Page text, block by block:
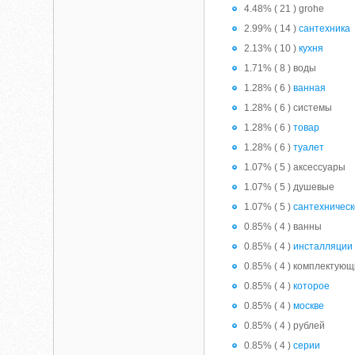
4.48% ( 21 ) grohe
2.99% ( 14 )сантехника
2.13% ( 10 )кухня
1.71% ( 8 ) воды
1.28% ( 6 )ванная
1.28% ( 6 ) системы
1.28% ( 6 )товар
1.28% ( 6 )туалет
1.07% ( 5 ) аксессуары
1.07% ( 5 ) душевые
1.07% ( 5 )
0.85% ( 4 ) ванны
0.85% ( 4 )инсталляции
0.85% ( 4 )
0.85% ( 4 )которое
0.85% ( 4 )москве
0.85% ( 4 ) рублей
0.85% ( 4 )серии